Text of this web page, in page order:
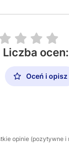
Liczba
Oceń i opisz
opinie (pozytywne i